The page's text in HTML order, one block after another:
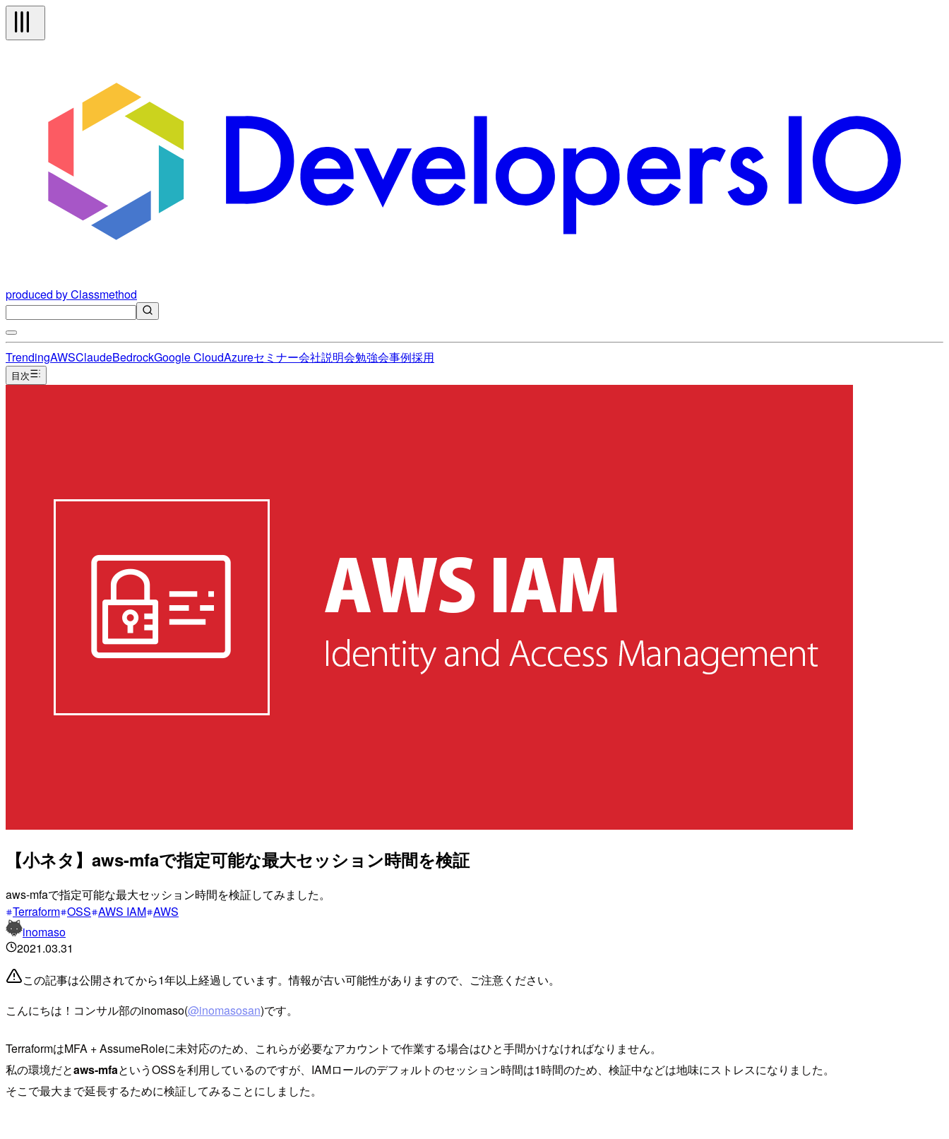
produced by Classmethod
TrendingAWSClaudeBedrockGoogle CloudAzureセミナー会社説明会勉強会事例採用
目次
【小ネタ】aws-mfaで指定可能な最大セッション時間を検証
aws-mfaで指定可能な最大セッション時間を検証してみました。
Terraform OSS AWS IAM AWS
inomaso
2021.03.31
この記事は公開されてから1年以上経過しています。情報が古い可能性がありますので、ご注意ください。
こんにちは！コンサル部のinomaso(@inomasosan)です。
TerraformはMFA + AssumeRoleに未対応のため、これらが必要なアカウントで作業する場合はひと手間かけなければなりません。
私の環境だとaws-mfaというOSSを利用しているのですが、IAMロールのデフォルトのセッション時間は1時間のため、検証中などは地味にストレスになりました。
そこで最大まで延長するために検証してみることにしました。